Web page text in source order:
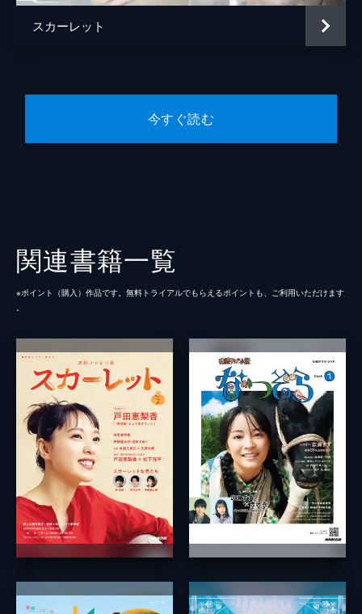
スカーレット
今すぐ読む
関連書籍一覧
※ポイント（購⼊）作品です。無料トライアルでもらえるポイントも、ご利⽤いただけます
。